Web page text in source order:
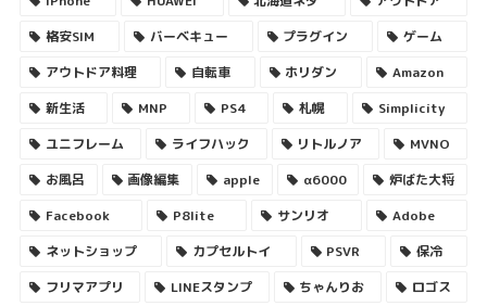
格安SIM
バーベキュー プラグイン
ゲーム
アウトドア料理
自転車 ホリダン
Amazon
新生活
MNP PS4 札幌
Simplicity
ユニフレーム
ライフハック リトルノア
MVNO
お風呂
画像編集 apple α6000
炉ばた大将
Facebook
P8lite サンリオ
Adobe
ネットショップ
カプセルトイ PSVR
保冷
フリマアプリ
LINEスタンプ ちゃんりお ロゴス